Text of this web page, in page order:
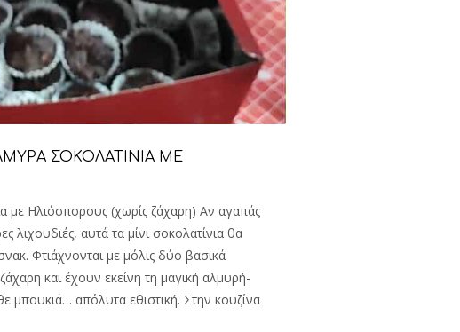
ΣΟΚΟΛΑΤΙΝΙΑ ΜΕ
με Ηλιόσπορους (χωρίς ζάχαρη) Αν αγαπάς
λιχουδιές, αυτά τα μίνι σοκολατίνια θα
Φτιάχνονται με μόλις δύο βασικά
και έχουν εκείνη τη μαγική αλμυρή-
μπουκιά… απόλυτα εθιστική. Στην κουζίνα